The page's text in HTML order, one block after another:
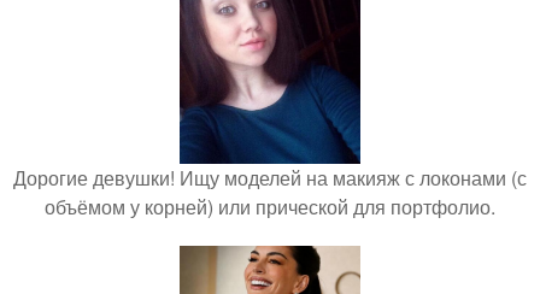
Дорогие девушки! Ищу моделей на макияж с локонами (с
объёмом у корней) или прической для портфолио.